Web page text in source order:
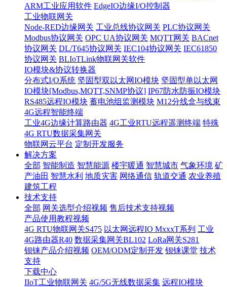
ARM工业应用软件 EdgeIO边缘I/O控制器
工业物联网关
Node-RED边缘网关 工业总线协议网关 PLC协议网关
Modbus协议网关 OPC UA协议网关 MQTT网关 BACnet
协议网关 DL/T645协议网关 IEC104协议网关 IEC61850
协议网关 BLIoTLink物联网关软件
IO模块&协议转换器
分布式I/O系统 坚固型双以太网IO模块 坚固型单以太网
IO模块[Modbus,MQTT,SNMP协议] IP67防水防振IO模块
RS485远程IO模块 蓄电池组监测模块 M12分线盒与线束
4G远程智能终端
工业4G边缘计算路由器 4G工业RTU远程遥测终端 特殊
4G RTU数据采集网关
物联网云平台 定制开发服务
解决方案
全部 智能制造 智慧能源 楼宇暖通 智慧城市 气象环境 矿
产油田 智慧水利 地质灾害 网络通信 轨道交通 农业养殖
建筑工程
技术支持
全部 网关选型介绍视频 售后技术支持视频
产品使用教程视频
4G RTU物联网关S475 以太网远程IO MxxxT系列 工业
4G路由器R40 数据采集网关BL102 LoRa网关S281
钡铼产品介绍视频 OEM/ODM定制开发 钡铼课堂 技术
支持
下载中心
IIoT工业物联网关 4G/5G无线数据采集 远程IO模块